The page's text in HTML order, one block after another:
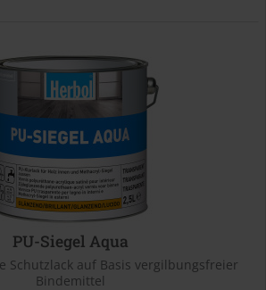
PU-Siegel Aqua
Schutzlack auf Basis vergilbungsfreier
Bindemittel